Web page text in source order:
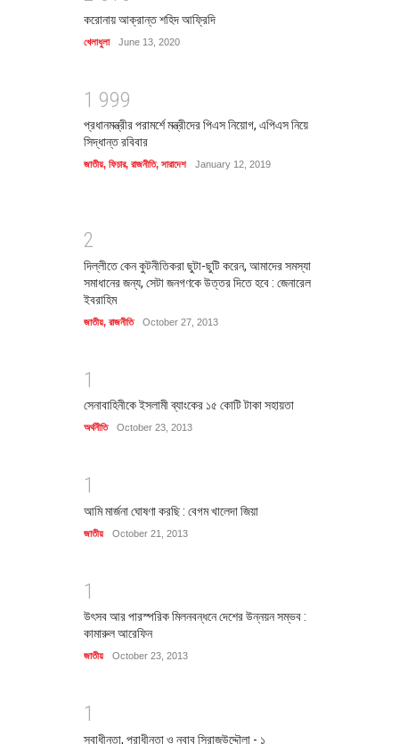
করোনায় আক্রান্ত শহিদ আফ্রিদি
খেলাধুলা June 13, 2020
1 999
প্রধানমন্ত্রীর পরামর্শে মন্ত্রীদের পিএস নিয়োগ, এপিএস নিয়ে
সিদ্ধান্ত রবিবার
জাতীয়, ফিচার, রাজনীতি, সারাদেশ January 12, 2019
2
দিল্লীতে কেন কুটনীতিকরা ছুটা-ছুটি করেন, আমাদের সমস্যা
সমাধানের জন্য, সেটা জনগণকে উত্তর দিতে হবে : জেনারেল
ইবরাহিম
জাতীয়, রাজনীতি October 27, 2013
1
সেনাবাহিনীকে ইসলামী ব্যাংকের ১৫ কোটি টাকা সহায়তা
অর্থনীতি October 23, 2013
1
আমি মার্জনা ঘোষণা করছি : বেগম খালেদা জিয়া
জাতীয় October 21, 2013
1
উৎসব আর পারস্পরিক মিলনবন্ধনে দেশের উন্নয়ন সম্ভব :
কামারুল আরেফিন
জাতীয় October 23, 2013
1
স্বাধীনতা, পরাধীনতা ও নবাব সিরাজউদ্দৌলা - ১